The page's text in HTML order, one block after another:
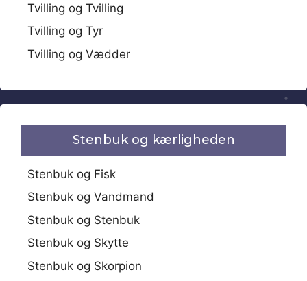
Tvilling og Tvilling
Tvilling og Tyr
Tvilling og Vædder
Stenbuk og kærligheden
Stenbuk og Fisk
Stenbuk og Vandmand
Stenbuk og Stenbuk
Stenbuk og Skytte
Stenbuk og Skorpion